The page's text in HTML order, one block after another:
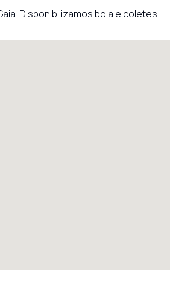
Disponibilizamos bola e coletes